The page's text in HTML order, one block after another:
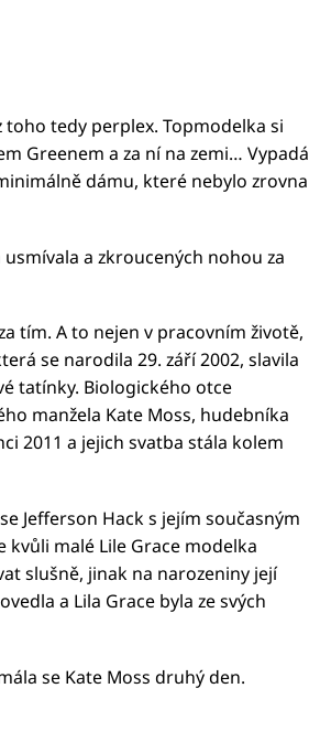
tedy perplex. Topmodelka si
Greenem a za ní na zemi… Vypadá
dámu, které nebylo zrovna
a zkroucených nohou za
tím. A to nejen v pracovním životě,
se narodila 29. září 2002, slavila
tatínky. Biologického otce
manžela Kate Moss, hudebníka
2011 a jejich svatba stála kolem
Jefferson Hack s jejím současným
kvůli malé Lile Grace modelka
slušně, jinak na narozeniny její
a Lila Grace byla ze svých
se Kate Moss druhý den.